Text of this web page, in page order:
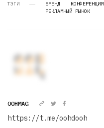
ТЭГИ БРЕНД КОНФЕРЕНЦИЯ
РЕКЛАМНЫЙ РЫНОК
OOHMAG
https://t.me/oohdooh